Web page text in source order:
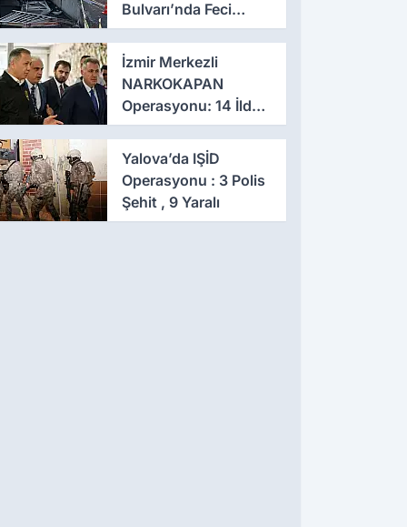
Bulvarı’nda Feci
Kazaya Neden Oldu
İzmir Merkezli
NARKOKAPAN
Operasyonu: 14 İlde
Eş Zamanlı Baskın,
641 Gözaltı
Yalova’da IŞİD
Operasyonu : 3 Polis
Şehit , 9 Yaralı